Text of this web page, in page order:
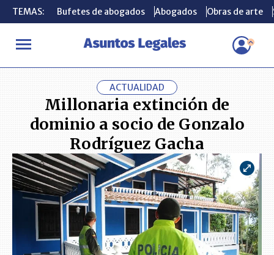
TEMAS: Bufetes de abogados Abogados Obras de arte
INICIO ACTUALIDAD Millonaria extinción de dominio a socio
TEMAS: Bufetes de abogados Abogados Obras de arte
ACTUALIDAD
Millonaria extinción de
dominio a socio de Gonzalo
Rodríguez Gacha